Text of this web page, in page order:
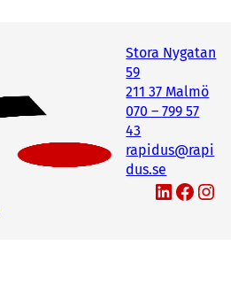
Stora Nygatan
59
211 37 Malmö
070 – 799 57
43
rapidus@rapi
dus.se
LinkedIn Facebook Instagram